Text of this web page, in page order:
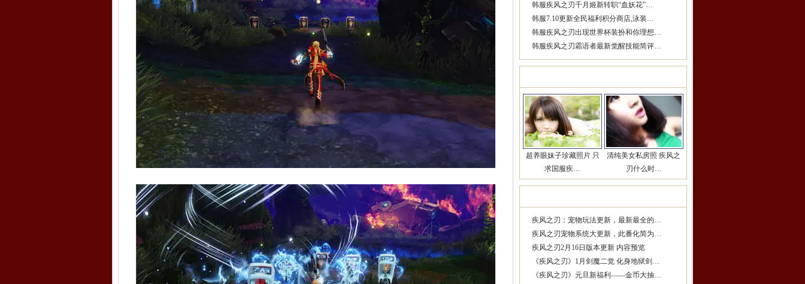
韩服疾风之刃千月姬新转职“血妖花”…
韩服7.10更新全民福利积分商店,泳装…
韩服疾风之刃出现世界杯装扮和你理想…
韩服疾风之刃霜语者最新觉醒技能简评…
超养眼妹子珍藏照片 只
求国服疾…
清纯美女私房照 疾风之
刃什么时…
疾风之刃：宠物玩法更新，最新最全的…
疾风之刃宠物系统大更新，此番化简为…
疾风之刃2月16日版本更新 内容预览
《疾风之刃》1月剑魔二觉 化身地狱剑…
《疾风之刃》元旦新福利——金币大抽…